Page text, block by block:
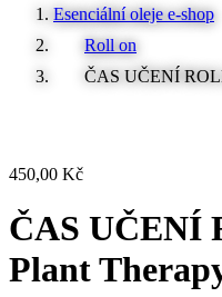
Esenciální oleje e-shop
Roll on
ČAS UČENÍ
450,00 Kč
ČAS UČENÍ
Plant